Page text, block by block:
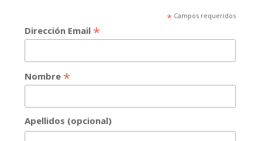
*Campos requeridos
Dirección Email *
Nombre *
Apellidos (opcional)